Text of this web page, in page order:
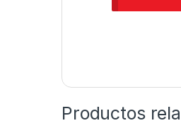
Productos